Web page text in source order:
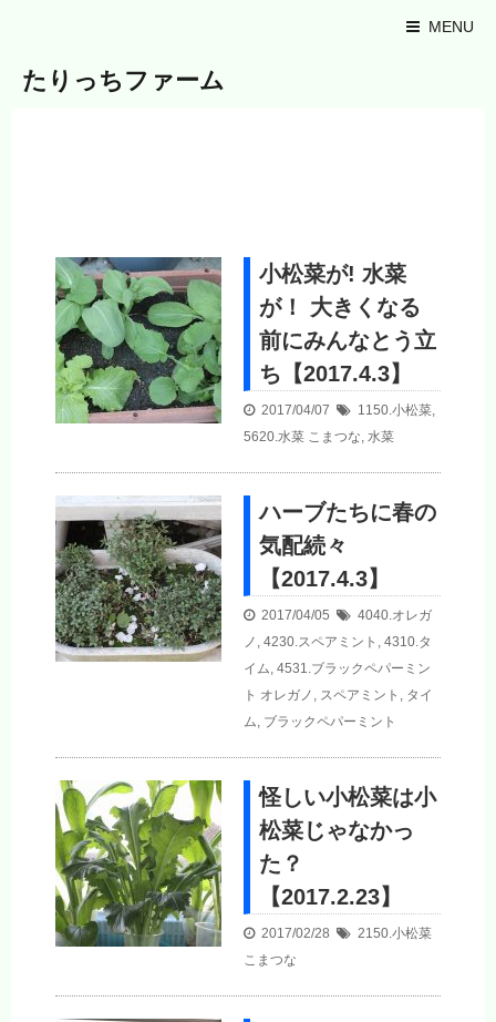
MENU
たりっちファーム
小松菜が! 水菜
が！ 大きくなる
前にみんなとう立
ち【2017.4.3】
2017/04/07 1150.小松菜,
5620.水菜 こまつな, 水菜
ハーブたちに春の
気配続々
【2017.4.3】
2017/04/05
4040.オレガ
ノ , 4230.スペアミント , 4310.タ
イム, 4531.ブラックペパーミン
ト オレガノ , スペアミント , タイ
ム, ブラックペパーミント
怪しい小松菜は小
松菜じゃなかっ
た？
【2017.2.23】
2017/02/28
2150.小松菜
こまつな